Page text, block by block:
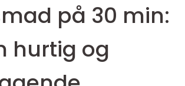
på 30 min:
hurtig og